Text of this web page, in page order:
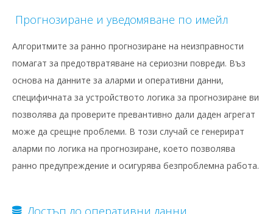
Прогнозиране и уведомяване по имейл
Алгоритмите за ранно прогнозиране на неизправности
помагат за предотвратяване на сериозни повреди. Въз
основа на данните за аларми и оперативни данни,
специфичната за устройството логика за прогнозиране ви
позволява да проверите превантивно дали даден агрегат
може да срещне проблеми. В този случай се генерират
аларми по логика на прогнозиране, което позволява
ранно предупреждение и осигурява безпроблемна работа.